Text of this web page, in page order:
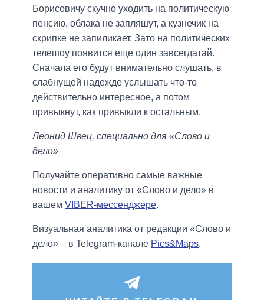
Борисовичу скучно уходить на политическую
пенсию, облака не запляшут, а кузнечик на
скрипке не запиликает. Зато на политических
телешоу появится еще один завсегдатай.
Сначала его будут внимательно слушать, в
слабнущей надежде услышать что-то
действительно интересное, а потом
привыкнут, как привыкли к остальным.
Леонид Швец, специально для «Слово и
дело»
Получайте оперативно самые важные
новости и аналитику от «Слово и дело» в
вашем VIBER-мессенджере.
Визуальная аналитика от редакции «Слово и
дело» – в Telegram-канале Pics&Maps.